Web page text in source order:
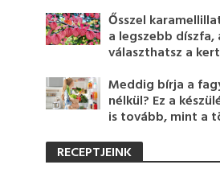
Ősszel
a legszebb díszfa,
választhatsz a
Meddig bírja a
nélkül? Ez a
is tovább, mint a
RECEPTJEINK